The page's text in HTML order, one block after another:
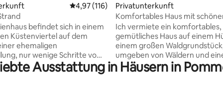
Durchschnittliche Bewertung: 4,97 von 5,
4,97 (116)
befindet sich in einem
Küstenviertel auf dem
ehemaligen
nur wenige Schritte vom
liegt an einer
die direkt zum Meer
Privatunterkunft
Komfortables Haus mit
Aussicht, umgeben von Wald
Ich vermiete ein komfortables,
gemütliches Haus auf einem
einem großen
umgeben von Wäldern und
schönen Blick auf die
Inmitten der Natur können Sie
Ausstattung in Häusern in